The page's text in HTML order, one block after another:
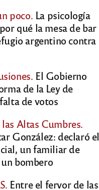
poco. La psicología
qué la mesa de bar
argentino contra
El Gobierno
de la Ley de
de votos
Altas Cumbres.
González: declaró el
un familiar de
bombero
Entre el fervor de las